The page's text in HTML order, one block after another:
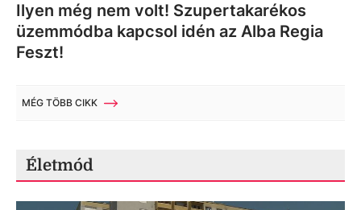
Ilyen még nem volt! Szupertakarékos
üzemmódba kapcsol idén az Alba Regia
Feszt!
MÉG TÖBB CIKK
Életmód